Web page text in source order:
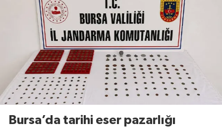
Bursa’da tarihi eser pazarlığı